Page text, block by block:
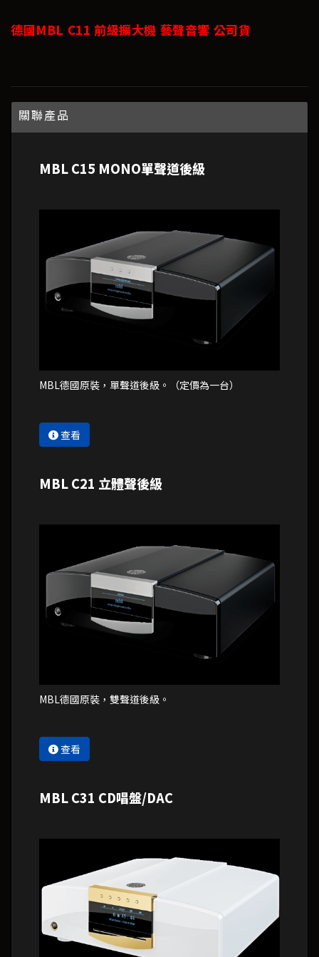
德國MBL C11 前級擴大機 藝聲音響 公司貨
關聯產品
MBL德國原裝，單聲道後級。（定價為一台）
查看
MBL C15 MONO單聲道後級
MBL德國原裝，雙聲道後級。
查看
MBL C21 立體聲後級
MBL C31 CD唱盤/DAC